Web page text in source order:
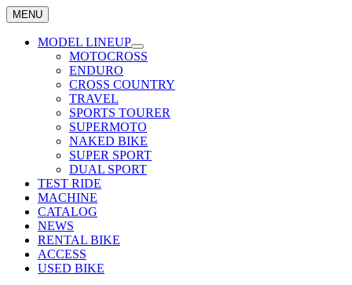
MENU
MODEL LINEUP
MOTOCROSS
ENDURO
CROSS COUNTRY
TRAVEL
SPORTS TOURER
SUPERMOTO
NAKED BIKE
SUPER SPORT
DUAL SPORT
TEST RIDE
MACHINE
CATALOG
NEWS
RENTAL BIKE
ACCESS
USED BIKE